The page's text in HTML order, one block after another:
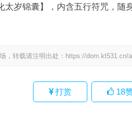
太岁锦囊】，内含五行符咒，随
，转载请注明出处： https://dom.kt531.cn/
打赏 18